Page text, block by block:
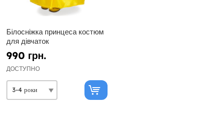
Білосніжка принцеса костюм
для дівчаток
990 грн.
ДОСТУПНО